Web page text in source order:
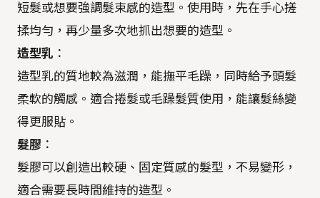
短髮或想要強調髮束感的造型。使用時，先在手心搓
揉均勻，再少量多次地抓出想要的造型。
造型乳 ：
造型乳的質地較為滋潤，能撫平毛躁，同時給予頭髮
柔軟的觸感。適合捲髮或毛躁髮質使用，能讓髮絲變
得更服貼。
髮膠 ：
髮膠可以創造出較硬、固定質感的髮型，不易變形，
適合需要長時間維持的造型。